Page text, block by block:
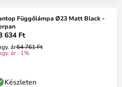
Függőlámpa Ø23 Matt Black -
634 Ft
ár64 761 Ft
ár -1%
Készleten